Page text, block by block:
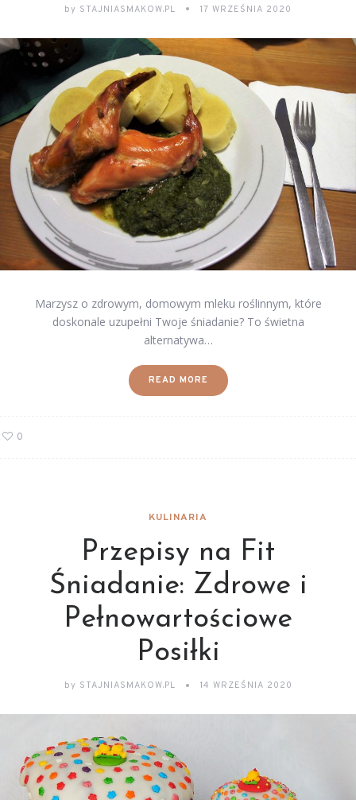
by STAJNIASMAKOW.PL 17 WRZEŚNIA 2020
Marzysz o zdrowym, domowym mleku roślinnym, które
doskonale uzupełni Twoje śniadanie? To świetna
alternatywa…
READ MORE
0
KULINARIA
Przepisy na Fit
Śniadanie: Zdrowe i
Pełnowartościowe
Posiłki
by STAJNIASMAKOW.PL 14 WRZEŚNIA 2020